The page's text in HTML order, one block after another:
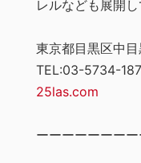
レルなども展開し
東京都目黒区中
TEL:03-5734-
25las.com
ーーーーーーー